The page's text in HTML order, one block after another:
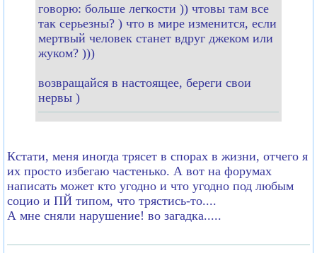
говорю: больше легкости )) чтовы там все
так серьезны? ) что в мире изменится, если
мертвый человек станет вдруг джеком или
жуком? )))
возвращайся в настоящее, береги свои
нервы )
Кстати, меня иногда трясет в спорах в жизни, отчего я
их просто избегаю частенько. А вот на форумах
написать может кто угодно и что угодно под любым
социо и ПЙ типом, что трястись-то....
А мне сняли нарушение! во загадка.....